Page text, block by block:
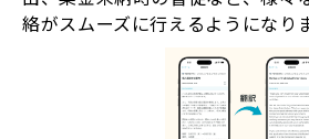
絡がスムーズに行えるようになりま